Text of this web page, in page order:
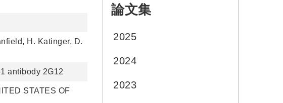
H. Katinger, D.
antibody 2G12
STATES OF
論文集
2025
2024
2023